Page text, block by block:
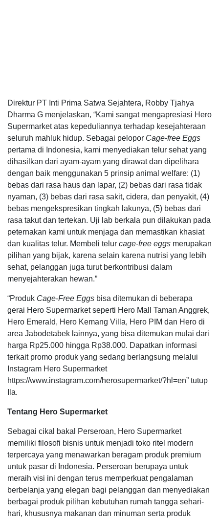
Direktur PT Inti Prima Satwa Sejahtera, Robby Tjahya
Dharma G menjelaskan, “Kami sangat mengapresiasi Hero
Supermarket atas kepeduliannya terhadap kesejahteraan
seluruh mahluk hidup. Sebagai pelopor Cage-free Eggs
pertama di Indonesia, kami menyediakan telur sehat yang
dihasilkan dari ayam-ayam yang dirawat dan dipelihara
dengan baik menggunakan 5 prinsip animal welfare: (1)
bebas dari rasa haus dan lapar, (2) bebas dari rasa tidak
nyaman, (3) bebas dari rasa sakit, cidera, dan penyakit, (4)
bebas mengekspresikan tingkah lakunya, (5) bebas dari
rasa takut dan tertekan. Uji lab berkala pun dilakukan pada
peternakan kami untuk menjaga dan memastikan khasiat
dan kualitas telur. Membeli telur cage-free eggs merupakan
pilihan yang bijak, karena selain karena nutrisi yang lebih
sehat, pelanggan juga turut berkontribusi dalam
menyejahterakan hewan.”
“Produk Cage-Free Eggs bisa ditemukan di beberapa
gerai Hero Supermarket seperti Hero Mall Taman Anggrek,
Hero Emerald, Hero Kemang Villa, Hero PIM dan Hero di
area Jabodetabek lainnya, yang bisa ditemukan mulai dari
harga Rp25.000 hingga Rp38.000. Dapatkan informasi
terkait promo produk yang sedang berlangsung melalui
Instagram Hero Supermarket
https://www.instagram.com/herosupermarket/?hl=en” tutup
Ila.
Tentang Hero Supermarket
Sebagai cikal bakal Perseroan, Hero Supermarket
memiliki filosofi bisnis untuk menjadi toko ritel modern
terpercaya yang menawarkan beragam produk premium
untuk pasar di Indonesia. Perseroan berupaya untuk
meraih visi ini dengan terus memperkuat pengalaman
berbelanja yang elegan bagi pelanggan dan menyediakan
berbagai produk pilihan kebutuhan rumah tangga sehari-
hari, khususnya makanan dan minuman serta produk